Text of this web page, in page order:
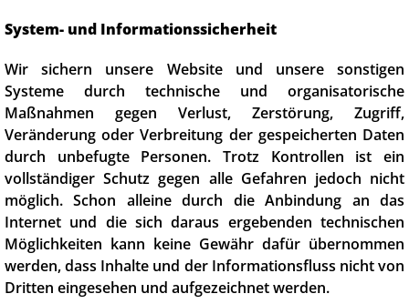
System- und Informationssicherheit
Wir sichern unsere Website und unsere sonstigen
Systeme durch technische und organisatorische
Maßnahmen gegen Verlust, Zerstörung, Zugriff,
Veränderung oder Verbreitung der gespeicherten Daten
durch unbefugte Personen. Trotz Kontrollen ist ein
vollständiger Schutz gegen alle Gefahren jedoch nicht
möglich. Schon alleine durch die Anbindung an das
Internet und die sich daraus ergebenden technischen
Möglichkeiten kann keine Gewähr dafür übernommen
werden, dass Inhalte und der Informationsfluss nicht von
Dritten eingesehen und aufgezeichnet werden.